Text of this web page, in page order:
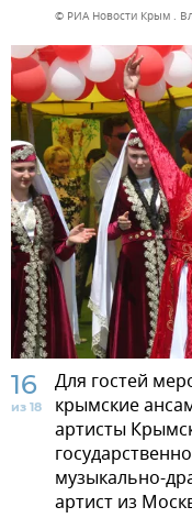
© РИА Новости Крым .
16
из 18
Для гостей
крымские
артисты
музыкально-
артист из